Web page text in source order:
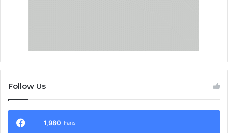
Follow Us
1,980 Fans